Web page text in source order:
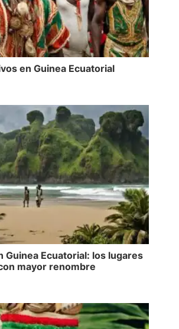
en Guinea Ecuatorial
Guinea Ecuatorial: los lugares
mayor renombre